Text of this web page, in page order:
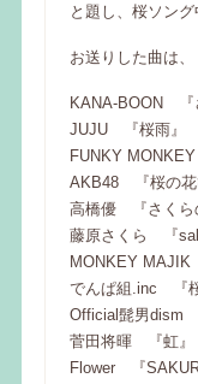
と題し、桜ソン
お送りした曲は、
KANA-BOON 『
JUJU 『桜雨』
FUNKY
AKB48 『桜の花
高橋優 『さくら
藤原さくら 『
MONKEY MAJIK
でんぱ組.inc 『
Official髭男dism
菅田将暉 『虹』
Flower 『